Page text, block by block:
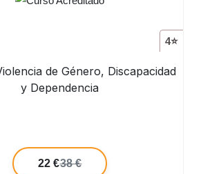
4⭐
de Género, Discapacidad
y Dependencia
22 €38 €